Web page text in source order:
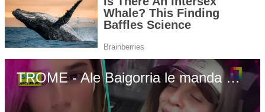
TROME - Ale Baigorria le manda misil a Maca Vélez tras hablar de cadena de Said: “Yo tengo otra forma de ganar mi dinero”